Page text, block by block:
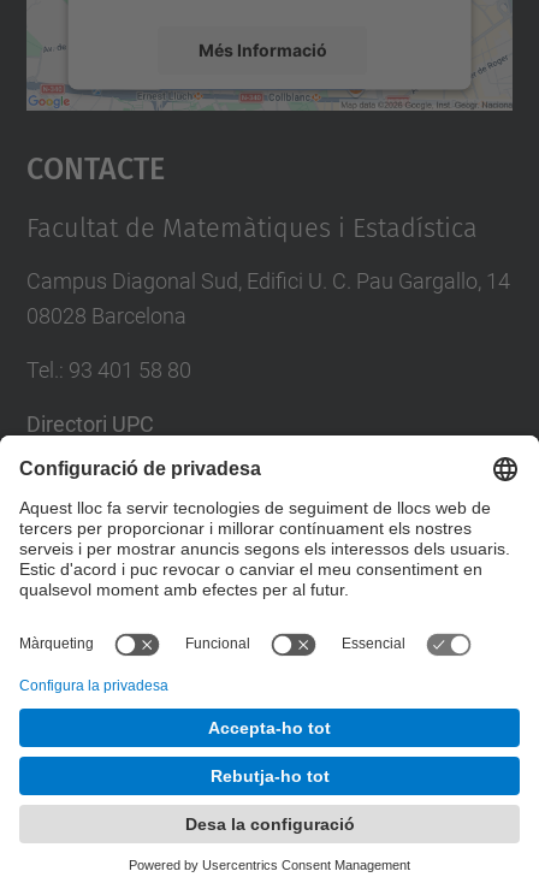
Més Informació
Accepta
powered by
Contacte
Facultat de Matemàtiques i Estadística
Campus Diagonal Sud, Edifici U. C. Pau Gargallo, 14
08028 Barcelona
Tel. : 93 401 58 80
Directori UPC
Formulari de contacte
Llista Xarxes Socials
Facultat de Matemàtiques i Estadí­stica.
Desenvolupat amb